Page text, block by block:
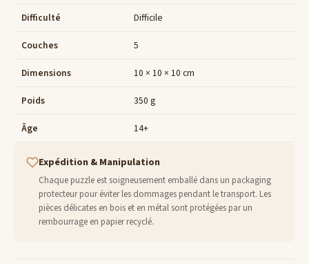
Difficulté Difficile
Couches 5
Dimensions 10 × 10 × 10 cm
Poids 350 g
Âge 14+
Expédition & Manipulation
Chaque puzzle est soigneusement emballé dans un packaging
protecteur pour éviter les dommages pendant le transport. Les
pièces délicates en bois et en métal sont protégées par un
rembourrage en papier recyclé.